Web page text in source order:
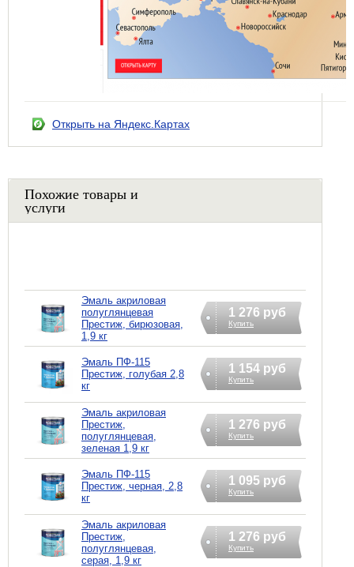
Открыть на Яндекс.Картах
Похожие товары и
услуги
Эмаль акриловая
полуглянцевая
Престиж, бирюзовая,
1,9 кг
1 276 руб
Купить
Эмаль ПФ-115
Престиж, голубая 2,8
кг
1 154 руб
Купить
Эмаль акриловая
Престиж,
полуглянцевая,
зеленая 1,9 кг
1 276 руб
Купить
Эмаль ПФ-115
Престиж, черная, 2,8
кг
1 095 руб
Купить
Эмаль акриловая
Престиж,
полуглянцевая,
серая, 1,9 кг
1 276 руб
Купить